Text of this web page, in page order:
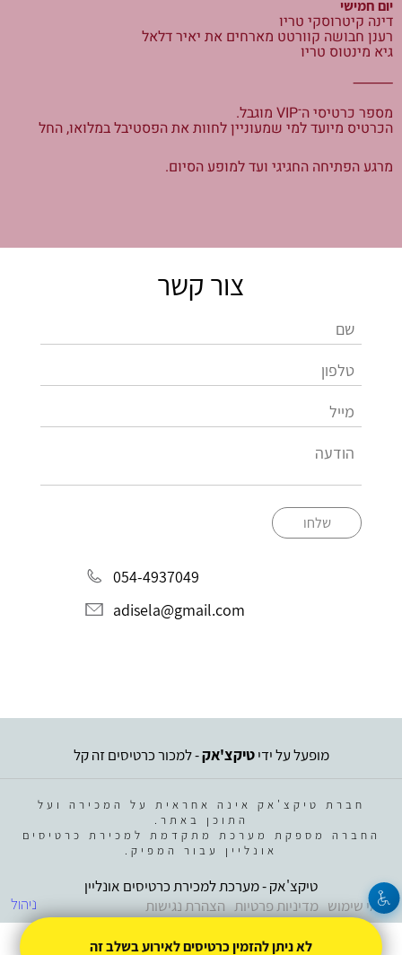
יום חמישי
דינה קיטרוסקי טריו
רענן חבושה קוורטט מארחים את יאיר דלאל
גיא מינטוס טריו
⸻
מספר כרטיסי ה־VIP מוגבל.
הכרטיס מיועד למי שמעוניין לחוות את הפסטיבל במלואו, החל
מרגע הפתיחה החגיגי ועד למופע הסיום.
צור קשר
שלחו
054-4937049
adisela@gmail.com
מופעל על ידיטיקצ'אק- למכור כרטיסים זה קל
חברת טיקצ'אק אינה אחראית על המכירה ועל
התוכן באתר.
החברה מספקת מערכת מתקדמת למכירת כרטיסים
אונליין עבור המפיק.
ניהול
טיקצ'אק - מערכת למכירת כרטיסים אונליין
תנאי שימוש מדיניות פרטיות הצהרת נגישות
לא ניתן להזמין כרטיסים לאירוע בשלב זה